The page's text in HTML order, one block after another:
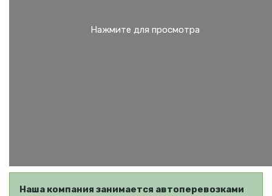
Наша компания занимается автоперевозками